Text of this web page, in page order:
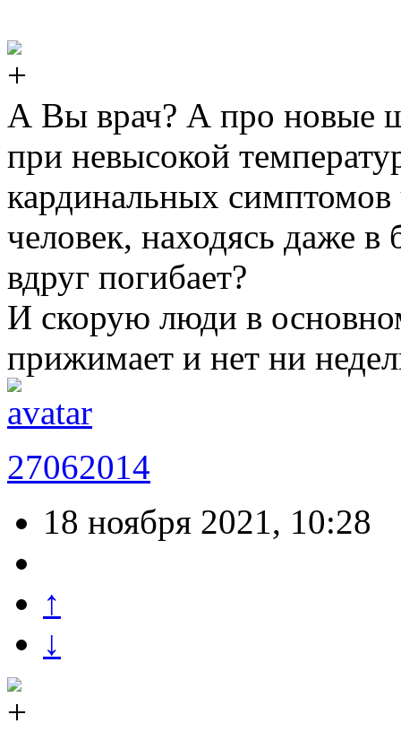
А Вы врач? А про новые
при невысокой
кардинальных
человек, находясь даже
вдруг погибает?
И скорую люди в
прижимает и нет ни
27062014
18 ноября 2021, 10:28
↑
↓